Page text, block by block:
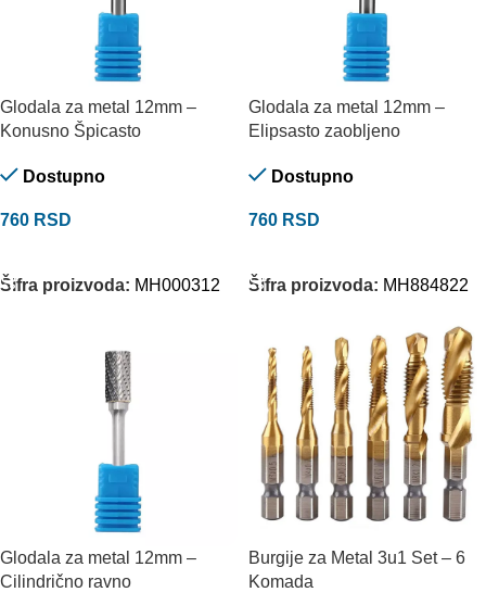
Glodala za metal 12mm –
Konusno Špicasto
Dostupno
760 RSD
Šifra proizvoda: MH000312
Glodala za metal 12mm –
Elipsasto zaobljeno
Dostupno
760 RSD
Šifra proizvoda: MH884822
Glodala za metal 12mm –
Cilindrično ravno
Burgije za Metal 3u1 Set – 6
Komada